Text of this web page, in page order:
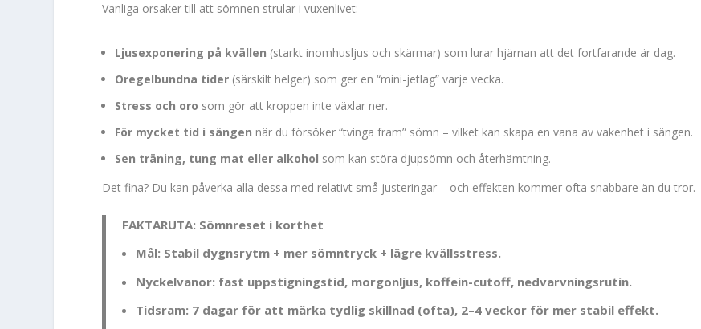
Vanliga orsaker till att sömnen strular i vuxenlivet:
Ljusexponering på kvällen (starkt inomhusljus och skärmar) som lurar hjärnan att det fortfarande är dag.
Oregelbundna tider (särskilt helger) som ger en “mini-jetlag” varje vecka.
Stress och oro som gör att kroppen inte växlar ner.
För mycket tid i sängen när du försöker “tvinga fram” sömn – vilket kan skapa en vana av vakenhet i sängen.
Sen träning, tung mat eller alkohol som kan störa djupsömn och återhämtning.
Det fina? Du kan påverka alla dessa med relativt små justeringar – och effekten kommer ofta snabbare än du tror.
FAKTARUTA: Sömnreset i korthet
Mål: Stabil dygnsrytm + mer sömntryck + lägre kvällsstress.
Nyckelvanor: fast uppstigningstid, morgonljus, koffein-cutoff, nedvarvningsrutin.
Tidsram: 7 dagar för att märka tydlig skillnad (ofta), 2–4 veckor för mer stabil effekt.